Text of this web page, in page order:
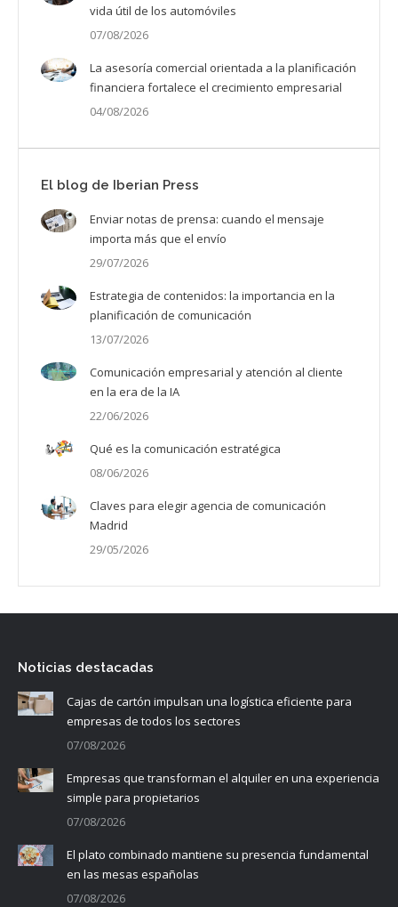
vida útil de los automóviles
07/08/2026
La asesoría comercial orientada a la planificación
financiera fortalece el crecimiento empresarial
04/08/2026
El blog de Iberian Press
Enviar notas de prensa: cuando el mensaje
importa más que el envío
29/07/2026
Estrategia de contenidos: la importancia en la
planificación de comunicación
13/07/2026
Comunicación empresarial y atención al cliente
en la era de la IA
22/06/2026
Qué es la comunicación estratégica
08/06/2026
Claves para elegir agencia de comunicación
Madrid
29/05/2026
Noticias destacadas
Cajas de cartón impulsan una logística eficiente para
empresas de todos los sectores
07/08/2026
Empresas que transforman el alquiler en una experiencia
simple para propietarios
07/08/2026
El plato combinado mantiene su presencia fundamental
en las mesas españolas
07/08/2026